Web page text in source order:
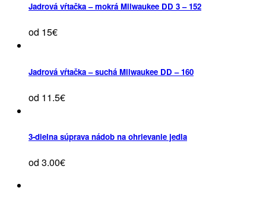
Jadrová vŕtačka – mokrá Milwaukee DD 3 – 152
od 15€
Jadrová vŕtačka – suchá Milwaukee DD – 160
od 11.5€
3-dielna súprava nádob na ohrievanie jedla
od 3.00€